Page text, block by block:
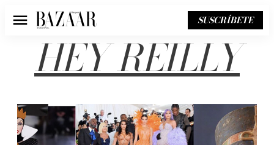
Menú SUSCRÍBETE
HEY REILLY